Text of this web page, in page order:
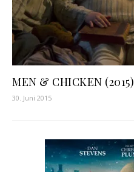
MEN & CHICKEN (2015)
30. Juni 2015